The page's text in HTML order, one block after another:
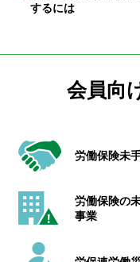
するには
会員向
労働保険未
労働保険の
事業